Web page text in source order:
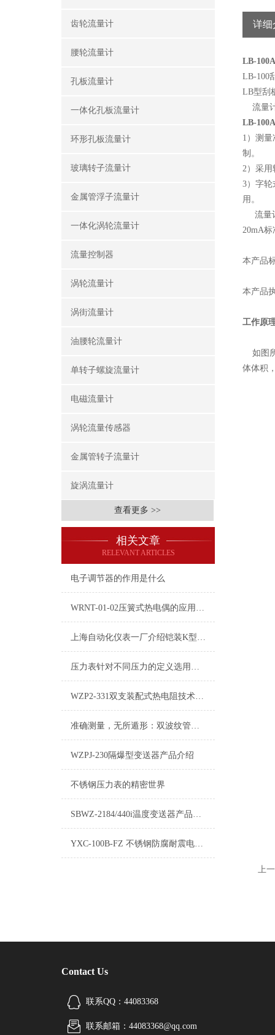
齿轮流量计
腰轮流量计
孔板流量计
一体化孔板流量计
环形孔板流量计
玻璃转子流量计
金属管浮子流量计
一体化涡轮流量计
流量控制器
涡轮流量计
涡街流量计
油腰轮流量计
单转子螺旋流量计
电磁流量计
涡轮流量传感器
金属管转子流量计
旋涡流量计
查看更多 >>
相关文章
RELEVANT ARTICLES
电子调节器的作用是什么
WRNT-01-02压簧式热电偶的应用需求
上海自动化仪表一厂介绍铠装K型1.5mm热电偶中布局中经常遇到的盲点
压力表针对不同压力的定义选用方法
WZP2-331双支装配式热电阻技术资料
准确测量，无所遁形：双波纹管差压计，为您的流体系统提供可靠压力差监测
WZPJ-230隔爆型变送器产品介绍
不锈钢压力表的精密世界
SBWZ-2184/440i温度变送器产品介绍
YXC-100B-FZ 不锈钢防腐耐震电接点压力表
详细
LB-
LB-100
LB型刮
流量计
LB-
1）测
制。
2）采用
3）字轮
用。
流量计
20mA
本产品
本产品
工作原
如图所
体体积
上
Contact Us
联系QQ：44083368
联系邮箱：44083368@qq.com